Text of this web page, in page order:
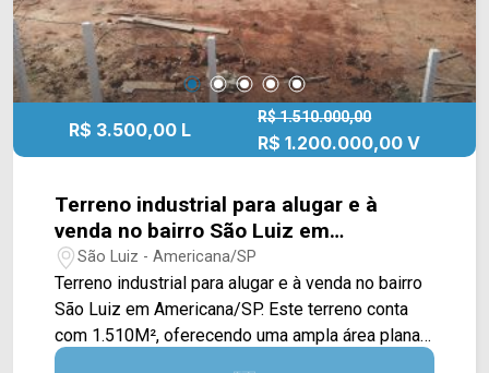
R$ 3.500,00 L
R$ 1.510.000,00
R$ 1.200.000,00 V
Terreno industrial para alugar e à
venda no bairro São Luiz em
Americana/SP.
São Luiz - Americana/SP
Terreno industrial para alugar e à venda no bairro
São Luiz em Americana/SP. Este terreno conta
com 1.510M², oferecendo uma ampla área plana
e extensa, sendo perfeito para um salão